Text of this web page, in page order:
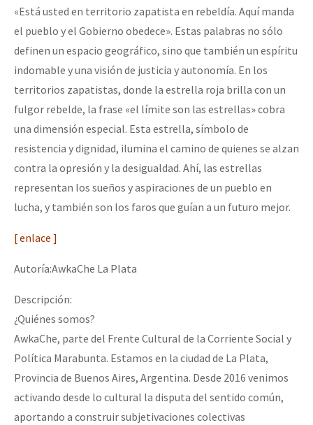
«Está usted en territorio zapatista en rebeldía. Aquí manda
el pueblo y el Gobierno obedece». Estas palabras no sólo
definen un espacio geográfico, sino que también un espíritu
indomable y una visión de justicia y autonomía. En los
territorios zapatistas, donde la estrella roja brilla con un
fulgor rebelde, la frase «el límite son las estrellas» cobra
una dimensión especial. Esta estrella, símbolo de
resistencia y dignidad, ilumina el camino de quienes se alzan
contra la opresión y la desigualdad. Ahí, las estrellas
representan los sueños y aspiraciones de un pueblo en
lucha, y también son los faros que guían a un futuro mejor.
[ enlace ]
Autoría:AwkaChe La Plata
Descripción:
¿Quiénes somos?
AwkaChe, parte del Frente Cultural de la Corriente Social y
Política Marabunta. Estamos en la ciudad de La Plata,
Provincia de Buenos Aires, Argentina. Desde 2016 venimos
activando desde lo cultural la disputa del sentido común,
aportando a construir subjetivaciones colectivas